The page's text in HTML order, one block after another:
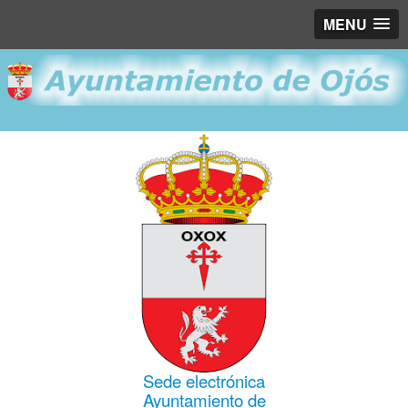
MENU
Sede electrónica
Ayuntamiento de